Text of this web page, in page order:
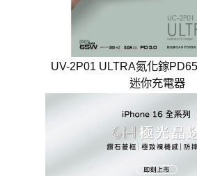
UV-2P01 ULTRA氮化鎵
迷你充電器